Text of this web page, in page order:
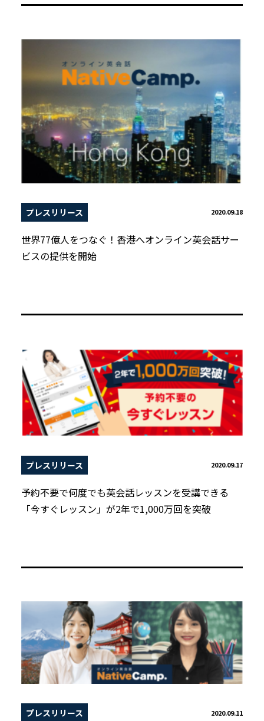
プレスリリース 2020.09.18
世界77億人をつなぐ！香港へオンライン英会話サー
ビスの提供を開始
プレスリリース 2020.09.17
予約不要で何度でも英会話レッスンを受講できる
「今すぐレッスン」が2年で1,000万回を突破
プレスリリース 2020.09.11